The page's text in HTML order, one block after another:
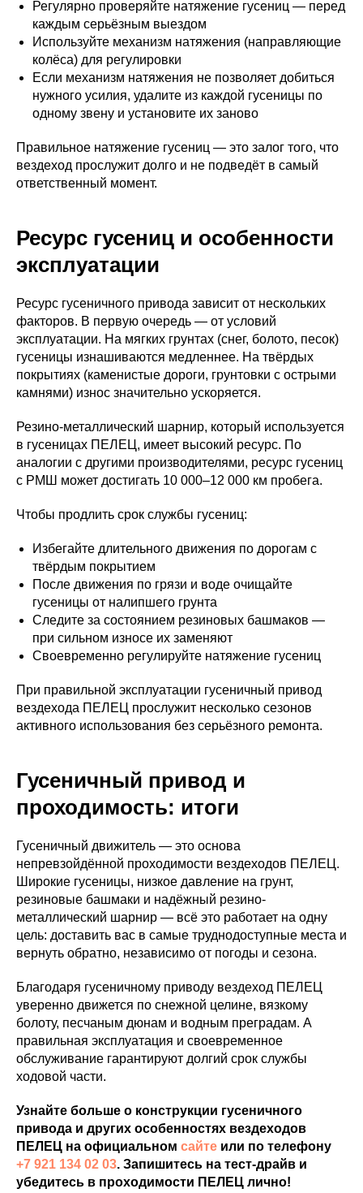
Регулярно проверяйте натяжение гусениц — перед
каждым серьёзным выездом
Используйте механизм натяжения (направляющие
колёса) для регулировки
Если механизм натяжения не позволяет добиться
нужного усилия, удалите из каждой гусеницы по
одному звену и установите их заново
Правильное натяжение гусениц — это залог того, что
вездеход прослужит долго и не подведёт в самый
ответственный момент.
Ресурс гусениц и особенности
эксплуатации
Ресурс гусеничного привода зависит от нескольких
факторов. В первую очередь — от условий
эксплуатации. На мягких грунтах (снег, болото, песок)
гусеницы изнашиваются медленнее. На твёрдых
покрытиях (каменистые дороги, грунтовки с острыми
камнями) износ значительно ускоряется.
Резино-металлический шарнир, который используется
в гусеницах ПЕЛЕЦ, имеет высокий ресурс. По
аналогии с другими производителями, ресурс гусениц
с РМШ может достигать 10 000–12 000 км пробега.
Чтобы продлить срок службы гусениц:
Избегайте длительного движения по дорогам с
твёрдым покрытием
После движения по грязи и воде очищайте
гусеницы от налипшего грунта
Следите за состоянием резиновых башмаков —
при сильном износе их заменяют
Своевременно регулируйте натяжение гусениц
При правильной эксплуатации гусеничный привод
вездехода ПЕЛЕЦ прослужит несколько сезонов
активного использования без серьёзного ремонта.
Гусеничный привод и
проходимость: итоги
Гусеничный движитель — это основа
непревзойдённой проходимости вездеходов ПЕЛЕЦ.
Широкие гусеницы, низкое давление на грунт,
резиновые башмаки и надёжный резино-
металлический шарнир — всё это работает на одну
цель: доставить вас в самые труднодоступные места и
вернуть обратно, независимо от погоды и сезона.
Благодаря гусеничному приводу вездеход ПЕЛЕЦ
уверенно движется по снежной целине, вязкому
болоту, песчаным дюнам и водным преградам. А
правильная эксплуатация и своевременное
обслуживание гарантируют долгий срок службы
ходовой части.
Узнайте больше о конструкции гусеничного
привода и других особенностях вездеходов
ПЕЛЕЦ на официальном сайте или по телефону
+7 921 134 02 03. Запишитесь на тест-драйв и
убедитесь в проходимости ПЕЛЕЦ лично!